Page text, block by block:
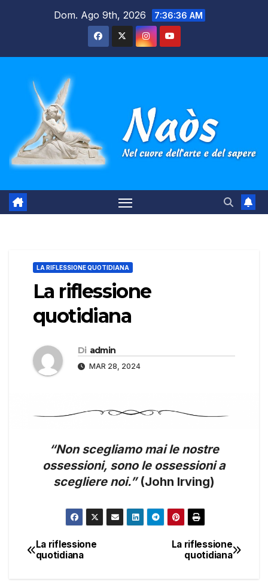
Dom. Ago 9th, 2026 7:36:36 AM
LA RIFLESSIONE QUOTIDIANA
La riflessione
quotidiana
Di admin
MAR 28, 2024
“Non scegliamo mai le nostre
ossessioni, sono le ossessioni a
scegliere noi.”(John Irving)
Navigazione
La riflessione
quotidiana
La riflessione
quotidiana